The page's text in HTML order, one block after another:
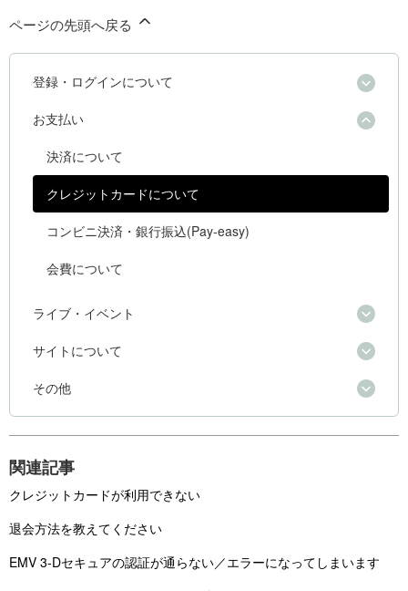
ページの先頭へ戻る
登録・ログインについて
お支払い
決済について
クレジットカードについて
コンビニ決済・銀行振込(Pay-easy)
会費について
ライブ・イベント
サイトについて
その他
関連記事
クレジットカードが利用できない
退会方法を教えてください
EMV 3-Dセキュアの認証が通らない／エラーになってしまいます